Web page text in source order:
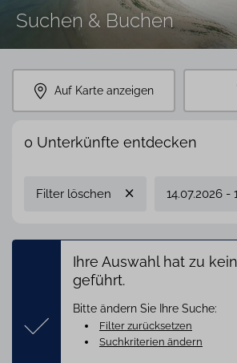
Suchen & Buchen
Auf Karte anzeigen
0 Unterkünfte entdecken
Filter löschen 14.07.2026 -
Ihre Auswahl hat zu
geführt.
Bitte ändern Sie Ihre Suche:
Filter zurücksetzen
Suchkriterien ändern